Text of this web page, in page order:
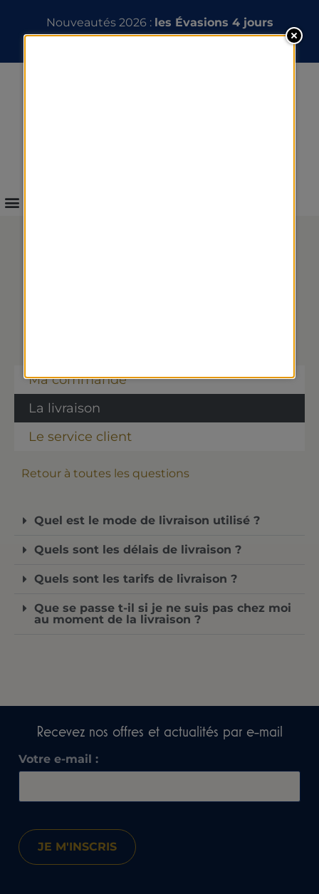
Nouveautés 2026 : les Évasions 4 jours
Ma commande
La livraison
Le service client
Retour à toutes les questions
Quel est le mode de livraison utilisé ?
Quels sont les délais de livraison ?
Quels sont les tarifs de livraison ?
Que se passe t-il si je ne suis pas chez moi
au moment de la livraison ?
Recevez nos offres et actualités par e-mail​
Votre e-mail :